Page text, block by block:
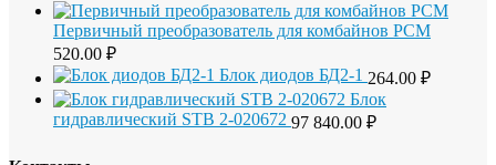
Первичный преобразователь для комбайнов РСМ
520.00 ₽
Блок диодов БД2-1 264.00 ₽
Блок
гидравлический STB 2-020672 97 840.00 ₽